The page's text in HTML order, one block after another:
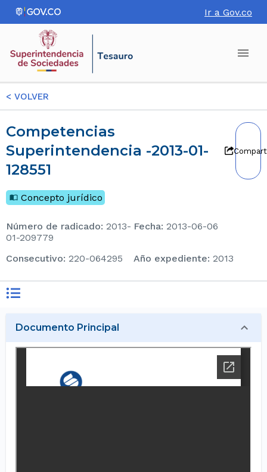
Ir a Gov.co
< VOLVER
Competencias
Superintendencia -2013-01-
128551
Concepto jurídico
Número de radicado: 2013-
01-209779
Fecha: 2013-06-06
consecutivo: 220-064295 Año expediente: 2013
Documento Principal